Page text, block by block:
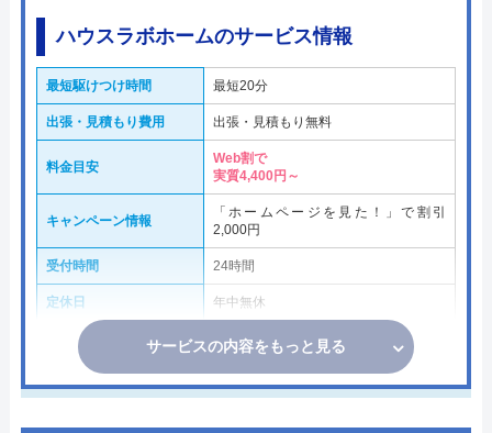
ハウスラボホームのサービス情報
最短駆けつけ時間 最短20分
出張・見積もり費用 出張・見積もり無料
料金目安
Web割で
実質4,400円～
キャンペーン情報
「ホームページを見た！」で割引
2,000円
受付時間 24時間
定休日 年中無休
サービスの内容をもっと見る